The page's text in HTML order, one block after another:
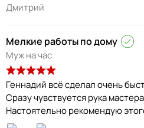
Дмитрий
Мелкие работы по дому
Муж на час
Геннадий всё сделал очень
Сразу чувствуется рука
Настоятельно рекомендую